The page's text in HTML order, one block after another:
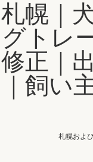
札幌｜
グトレ
修正｜
｜飼い
札幌およ